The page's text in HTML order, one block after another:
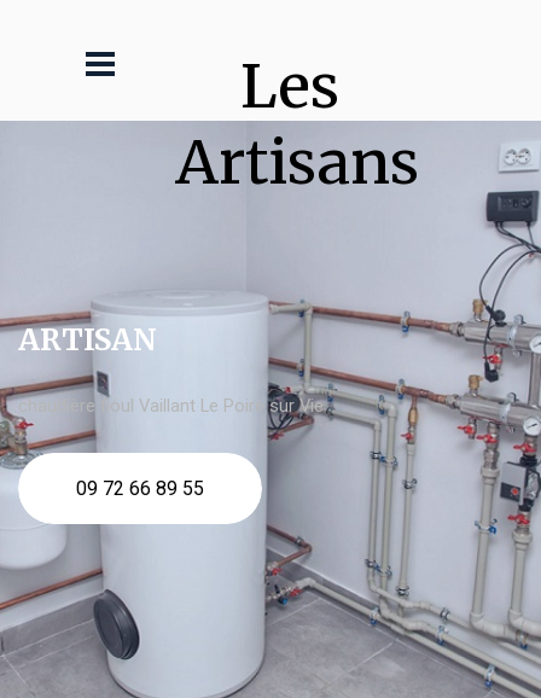
Les
Artisans
ARTISAN
chaudière fioul Vaillant Le Poiré sur Vie
09 72 66 89 55